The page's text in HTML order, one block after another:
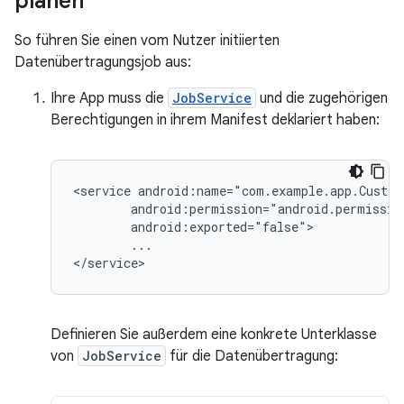
So führen Sie einen vom Nutzer initiierten
Datenübertragungsjob aus:
Ihre App muss die JobService und die zugehörigen
Berechtigungen in ihrem Manifest deklariert haben:
<service
...
Definieren Sie außerdem eine konkrete Unterklasse
von JobService für die Datenübertragung: